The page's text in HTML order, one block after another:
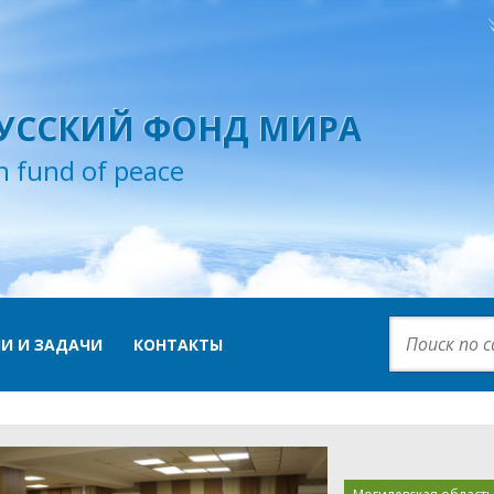
ФОНД МИРА
fund of peace
И ЗАДАЧИ КОНТАКТЫ